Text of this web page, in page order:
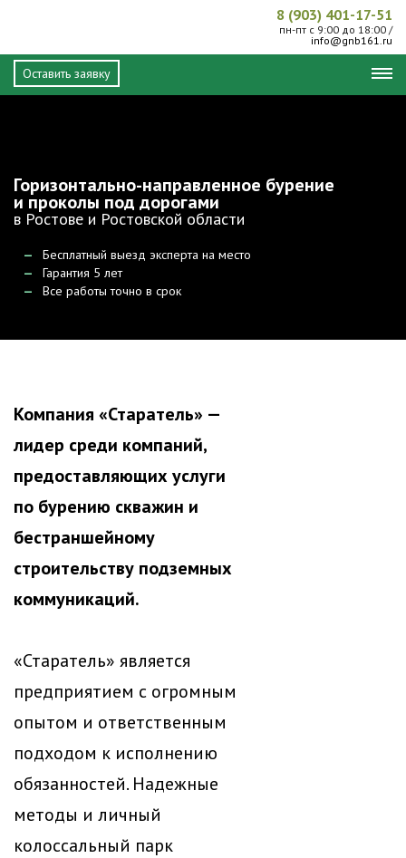
8 (903) 401-17-51
пн-пт с 9:00 до 18:00 /
info@gnb161.ru
Оставить заявку
Горизонтально-направленное бурение
и проколы под дорогами
в Ростове и Ростовской области
Бесплатный выезд эксперта на место
Гарантия 5 лет
Все работы точно в срок
Компания «Старатель» —
лидер среди компаний,
предоставляющих услуги
по бурению скважин и
бестраншейному
строительству подземных
коммуникаций.
«Старатель» является
предприятием с огромным
опытом и ответственным
подходом к исполнению
обязанностей. Надежные
методы и личный
колоссальный парк